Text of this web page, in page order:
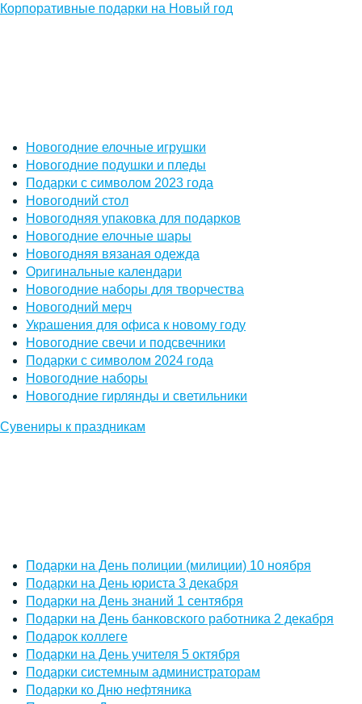
Корпоративные подарки на Новый год
Новогодние елочные игрушки
Новогодние подушки и пледы
Подарки с символом 2023 года
Новогодний стол
Новогодняя упаковка для подарков
Новогодние елочные шары
Новогодняя вязаная одежда
Оригинальные календари
Новогодние наборы для творчества
Новогодний мерч
Украшения для офиса к новому году
Новогодние свечи и подсвечники
Подарки с символом 2024 года
Новогодние наборы
Новогодние гирлянды и светильники
Сувениры к праздникам
Подарки на День полиции (милиции) 10 ноября
Подарки на День юриста 3 декабря
Подарки на День знаний 1 сентября
Подарки на День банковского работника 2 декабря
Подарок коллеге
Подарки на День учителя 5 октября
Подарки системным администраторам
Подарки ко Дню нефтяника